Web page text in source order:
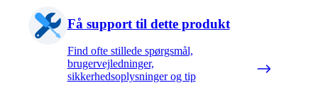
Få support til dette produkt
Find ofte stillede spørgsmål,
brugervejledninger,
sikkerhedsoplysninger og tip